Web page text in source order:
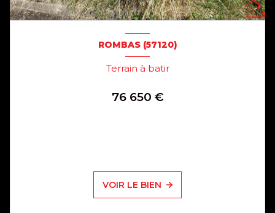
ROMBAS (57120)
Terrain à batir
76 650 €
VOIR LE BIEN